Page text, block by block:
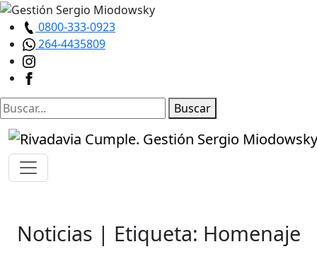
0800-333-0923
264-4435809
Buscar
Noticias | Etiqueta: Homenaje